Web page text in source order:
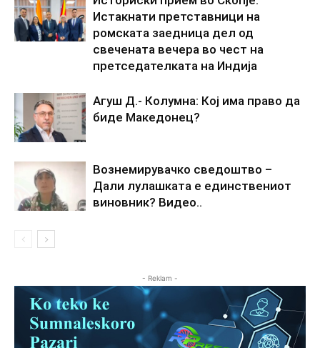
Истакнати претставници на
ромската заедница дел од
свечената вечера во чест на
претседателката на Индија
Агуш Д.- Колумна: Кој има право да
биде Македонец?
Вознемирувачко сведоштво –
Дали лулашката е единствениот
виновник? Видео..
- Reklam -